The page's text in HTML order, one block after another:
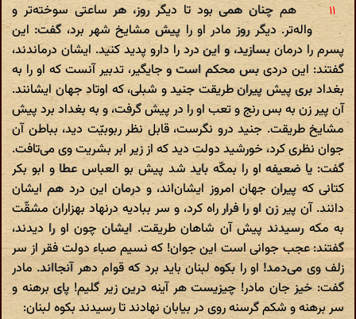
هم چنان همی بود تا دیگر روز، هر ساعتی سوخته‌تر و
واله‌تر. دیگر روز مادر او را پیش مشایخ شهر برد، گفت: این
پسرم را درمان بسازید، و این درد را دارو پدید کنید. ایشان درماندند،
گفتند: این دردی بس محکم است و جایگیر، تدبیر آنست که او را به
بغداد بری پیش پیران طریقت جنید و شبلی، که اوتاد جهان ایشانند.
آن پیر زن به بس رنج و تعب او را در پیش گرفت، و به بغداد برد پیش
مشایخ طریقت. جنید درو نگرست، قابل نظر ربوبیّت دید، بباطن آن
جوان نظری کرد، خورشید دولت دید که از زیر ابر بشریت وی می‌تافت.
گفت: یا ضعیفه او را بمکّه باید شد پیش بو العباس عطا و ابو بکر
کتانی که پیران جهان امروز ایشان‌اند، و درمان این درد هم ایشان
دانند. آن پیر زن او را فرار راه کرد، و سر ببادیه درنهاد بهزاران مشقّت
به مکه رسیدند پیش آن شاهان طریقت. ایشان چون او را دیدند،
گفتند: عجب جوانی است این جوان! که نسیم صباء دولت فقر از سر
زلف وی می‌دمد! او را بکوه لبنان باید برد که قوام دهر آنجااند. مادر
گفت: خیز جان مادر! چیزیست هر آینه درین زیر گلیم! پای برهنه و
سر برهنه و شکم گرسنه روی در بیابان نهادند تا رسیدند بکوه لبنان: